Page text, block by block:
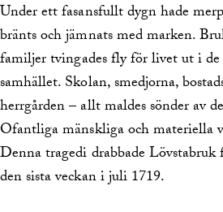
Under ett fasansfullt dygn hade
bränts och jämnats med marken.
familjer tvingades fly för livet ut i
samhället. Skolan, smedjorna,
herrgården – allt maldes sönder av
Ofantliga mänskliga och materiella
Denna tragedi drabbade Lövstabruk
den sista veckan i juli 1719.